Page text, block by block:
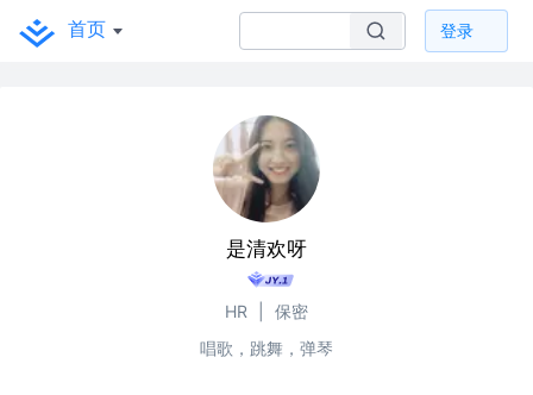
首页 登录
是清欢呀
HR
保密
唱歌，跳舞，弹琴